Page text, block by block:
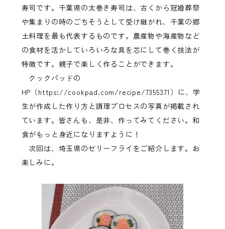
寿司です。千葉県の太巻き寿司は、古くから冠婚葬祭
や集まりの時のごちそうとして受け継がれ、千葉の郷
土料理を最も代表するものです。農産物や海産物など
の食材を活かしていろいろな具を芯にして巻く技法が
特徴です。親子で楽しく作ることができます。
クックパッドの
HP（https://cookpad.com/recipe/7355371）に、学
生が作成した作り方と調理プロセスの写真が掲載され
ています。皆さんも、是非、作ってみてください。和
食がもっと身近になりますように！
次回は、埼玉県のゼリーフライをご紹介します。お
楽しみに。